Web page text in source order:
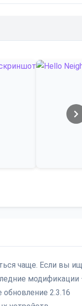
чаще. Если вы
модификации
2.3.16